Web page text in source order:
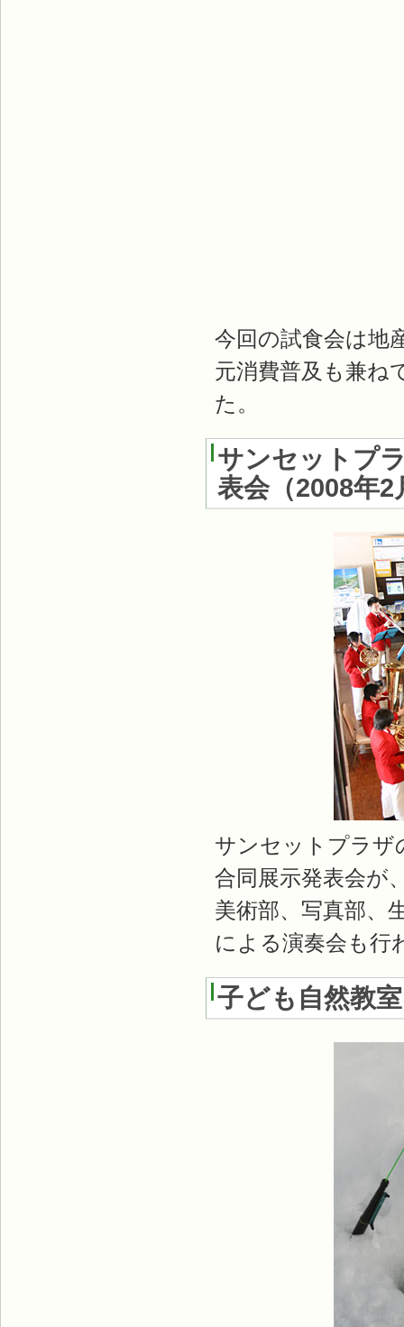
今回の試食会は地
元消費普及も兼ね
た。
サンセットプ
表会（2008年2
サンセットプラザ
合同展示発表会が
美術部、写真部、
による演奏会も行
子ども自然教